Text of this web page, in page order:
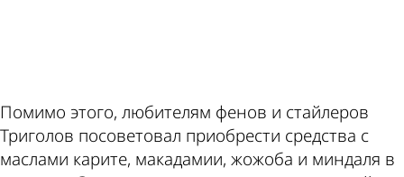
Помимо этого, любителям фенов и стайлеров
Триголов посоветовал приобрести средства с
маслами карите, макадамии, жожоба и миндаля в